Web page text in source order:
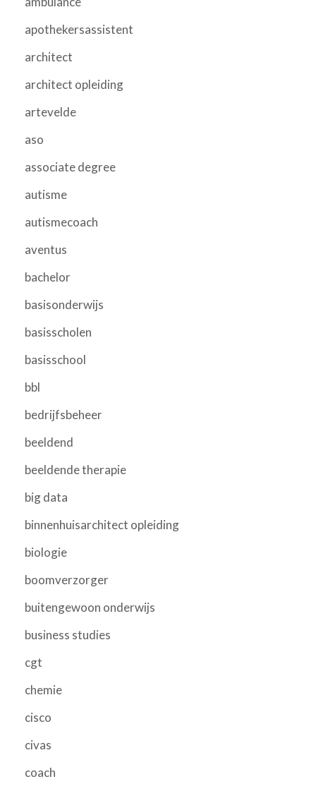
apothekersassistent
architect
architect opleiding
artevelde
aso
associate degree
autisme
autismecoach
aventus
bachelor
basisonderwijs
basisscholen
basisschool
bbl
bedrijfsbeheer
beeldend
beeldende therapie
big data
binnenhuisarchitect opleiding
biologie
boomverzorger
buitengewoon onderwijs
business studies
cgt
chemie
cisco
civas
coach